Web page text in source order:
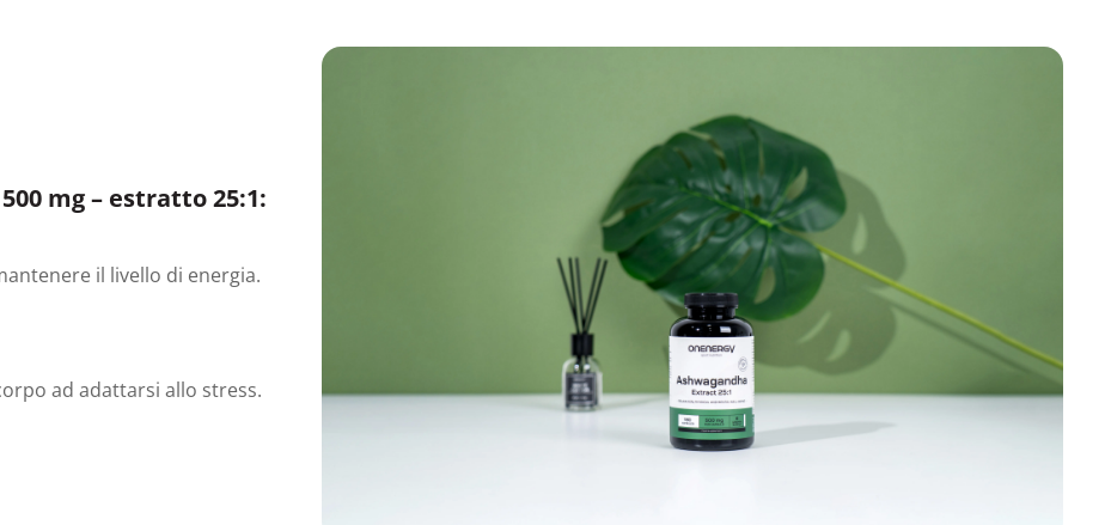
mg – estratto 25:1:
il livello di energia.
ad adattarsi allo stress.